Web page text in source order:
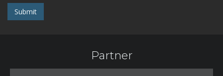
Submit
Partner